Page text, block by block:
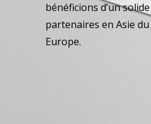
bénéficions d’un
partenaires en Asie du
Europe.